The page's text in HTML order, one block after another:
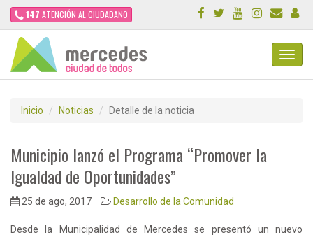
147 ATENCIÓN AL CIUDADANO
Inicio Noticias Detalle de la noticia
Municipio lanzó el Programa “Promover la
Igualdad de Oportunidades”
25 de ago, 2017 Desarrollo de la Comunidad
Desde la Municipalidad de Mercedes se presentó un nuevo